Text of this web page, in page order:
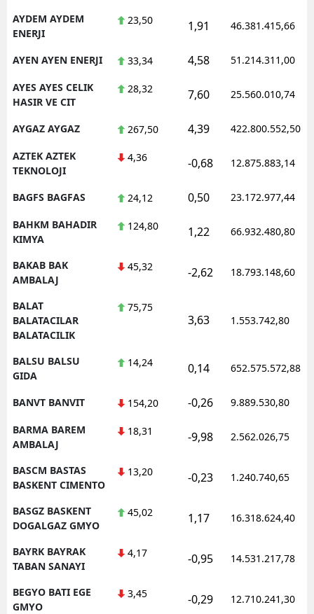
AYDEM AYDEM
ENERJI
23,50 1,91 46.381.415,66
AYEN AYEN ENERJI 33,34 4,58 51.214.311,00
AYES AYES CELIK
HASIR VE CIT
28,32 7,60 25.560.010,74
AYGAZ AYGAZ 267,50 4,39 422.800.552,50
AZTEK AZTEK
TEKNOLOJI
4,36 -0,68 12.875.883,14
BAGFS BAGFAS 24,12 0,50 23.172.977,44
BAHKM BAHADIR
KIMYA
124,80 1,22 66.932.480,80
BAKAB BAK
AMBALAJ
45,32 -2,62 18.793.148,60
BALAT
BALATACILAR
BALATACILIK
75,75
3,63 1.553.742,80
BALSU BALSU
GIDA
14,24 0,14 652.575.572,88
BANVT BANVIT 154,20 -0,26 9.889.530,80
BARMA BAREM
AMBALAJ
18,31 -9,98 2.562.026,75
BASCM BASTAS
BASKENT CIMENTO
13,20 -0,23 1.240.740,65
BASGZ BASKENT
DOGALGAZ GMYO
45,02 1,17 16.318.624,40
BAYRK BAYRAK
TABAN SANAYI
4,17 -0,95 14.531.217,78
BEGYO BATI EGE
GMYO
3,45 -0,29 12.710.241,30